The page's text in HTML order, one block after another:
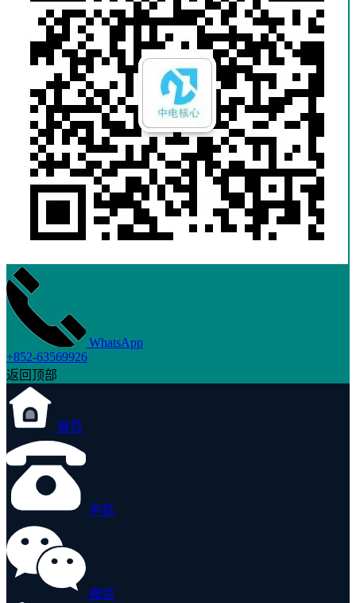
WhatsApp
+852-63569926
返回顶部
首页
手机
微信